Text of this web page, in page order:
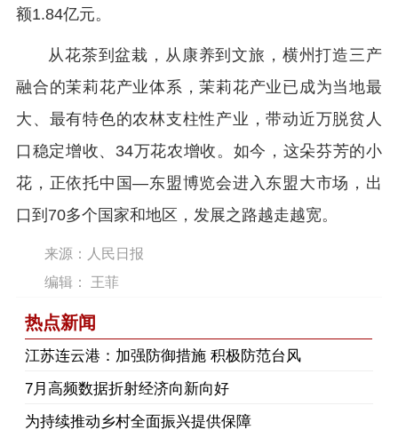
额1.84亿元。
从花茶到盆栽，从康养到文旅，横州打造三产
融合的茉莉花产业体系，茉莉花产业已成为当地最
大、最有特色的农林支柱性产业，带动近万脱贫人
口稳定增收、34万花农增收。如今，这朵芬芳的小
花，正依托中国—东盟博览会进入东盟大市场，出
口到70多个国家和地区，发展之路越走越宽。
来源：人民日报
编辑： 王菲
热点新闻
江苏连云港：加强防御措施 积极防范台风
7月高频数据折射经济向新向好
为持续推动乡村全面振兴提供保障